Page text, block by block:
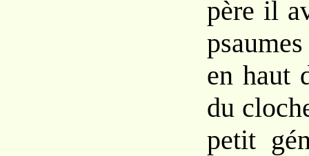
père il
en haut
du
petit